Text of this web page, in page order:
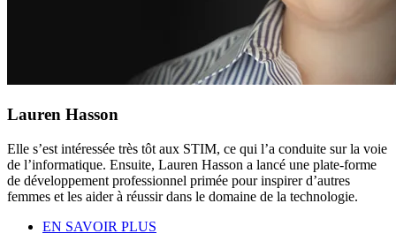
Lauren Hasson
Elle s’est intéressée très tôt aux STIM, ce qui l’a conduite sur la voie
de l’informatique. Ensuite, Lauren Hasson a lancé une plate-forme
de développement professionnel primée pour inspirer d’autres
femmes et les aider à réussir dans le domaine de la technologie.
EN SAVOIR PLUS